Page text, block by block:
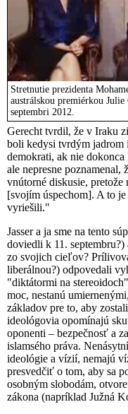
Stretnutie prezidenta
austrálskou premiérkou
septembri 2012.
Gerecht tvrdil, že v Iraku
boli kedysi tvrdým
demokrati, ak nie
ale nepresne
vnútorné diskusie, pretože
[svojím úspechom]. A to
vyriešili."
Jasser a ja sme na tento
doviedli k 11.
zo svojich cieľov?
liberálnou?) odpovedali
"diktátormi na
moc, nestanú
základov pre to, aby
ideológovia opomínajú
oponenti – bezpečnosť a
islamsého práva.
ideológie a vízií, nemajú
presvedčiť o tom, aby sa
osobným slobodám,
zákona (napríklad Južná